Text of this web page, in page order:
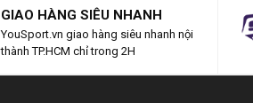
GIAO HÀNG SIÊU NHANH
YouSport.vn giao hàng siêu nhanh nội
thành TP.HCM chỉ trong 2H